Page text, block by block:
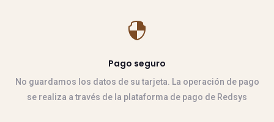

Pago seguro
No guardamos los datos de su tarjeta. La operación de pago
se realiza a través de la plataforma de pago de Redsys